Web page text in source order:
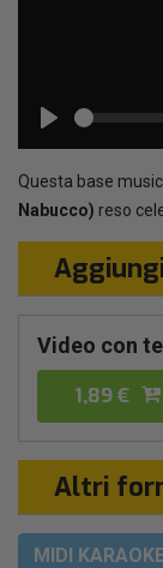
Questa base
Nabucco) reso
Video con
1,89 €
Altri
MIDI